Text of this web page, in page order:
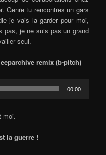
Genre tu rencontres un gars
je vais la garder pour moi,
pas, je ne suis pas un grand
seul.
remix (b-pitch)
00:00
moi.
la guerre !